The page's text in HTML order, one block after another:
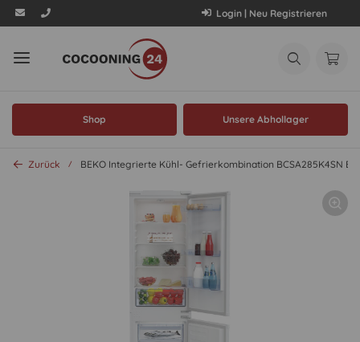
Login | Neu Registrieren
Shop Unsere Abhollager
Zurück BEKO Integrierte Kühl- Gefrierkombination BCSA285K4SN